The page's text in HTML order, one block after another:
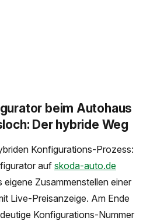
beim Autohaus
Der hybride Weg
Konfigurations-Prozess:
auf skoda-auto.de
Zusammenstellen einer
Live-Preisanzeige. Am Ende
Konfigurations-Nummer